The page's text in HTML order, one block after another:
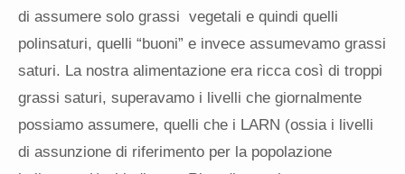
di assumere solo grassi vegetali e quindi quelli
polinsaturi, quelli “buoni” e invece assumevamo grassi
saturi. La nostra alimentazione era ricca così di troppi
grassi saturi, superavamo i livelli che giornalmente
possiamo assumere, quelli che i LARN (ossia i livelli
di assunzione di riferimento per la popolazione